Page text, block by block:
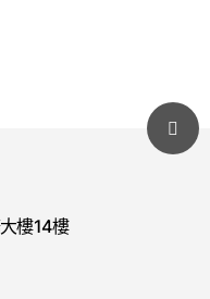
樓14樓